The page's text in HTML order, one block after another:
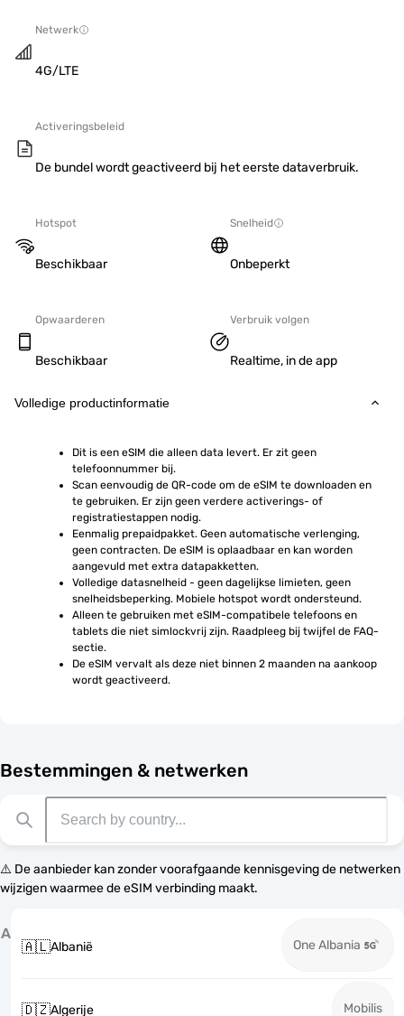
Netwerk
4G/LTE
Activeringsbeleid
De bundel wordt geactiveerd bij het eerste dataverbruik.
Hotspot
Beschikbaar
Snelheid
Onbeperkt
Opwaarderen
Beschikbaar
Verbruik volgen
Realtime, in de app
Volledige productinformatie
Dit is een eSIM die alleen data levert. Er zit geen
telefoonnummer bij.
Scan eenvoudig de QR-code om de eSIM te downloaden en
te gebruiken. Er zijn geen verdere activerings- of
registratiestappen nodig.
Eenmalig prepaidpakket. Geen automatische verlenging,
geen contracten. De eSIM is oplaadbaar en kan worden
aangevuld met extra datapakketten.
Volledige datasnelheid - geen dagelijkse limieten, geen
snelheidsbeperking. Mobiele hotspot wordt ondersteund.
Alleen te gebruiken met eSIM-compatibele telefoons en
tablets die niet simlockvrij zijn. Raadpleeg bij twijfel de FAQ-
sectie.
De eSIM vervalt als deze niet binnen 2 maanden na aankoop
wordt geactiveerd.
Bestemmingen & netwerken
⚠️ De aanbieder kan zonder voorafgaande kennisgeving de netwerken
wijzigen waarmee de eSIM verbinding maakt.
A
🇦🇱Albanië One Albania
🇩🇿Algerije Mobilis